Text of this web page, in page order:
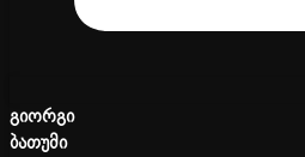
გიორგი
ბათუმი